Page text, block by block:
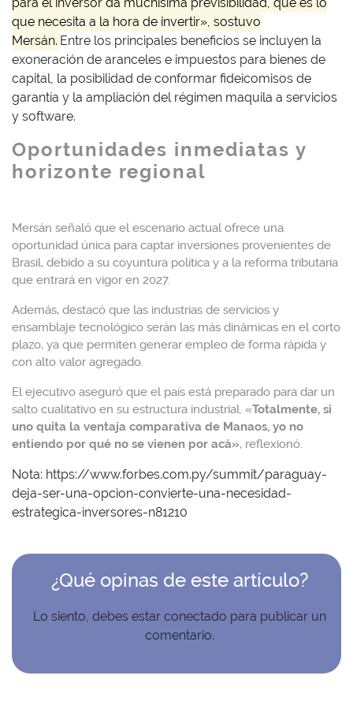
que necesita a la hora de invertir», sostuvo
Mersán. Entre los principales beneficios se incluyen la
exoneración de aranceles e impuestos para bienes de
capital, la posibilidad de conformar fideicomisos de
garantía y la ampliación del régimen maquila a servicios
y software.
Oportunidades inmediatas y
horizonte regional
Mersán señaló que el escenario actual ofrece una
oportunidad única para captar inversiones provenientes de
Brasil, debido a su coyuntura política y a la reforma tributaria
que entrará en vigor en 2027.
Además, destacó que las industrias de servicios y
ensamblaje tecnológico serán las más dinámicas en el corto
plazo, ya que permiten generar empleo de forma rápida y
con alto valor agregado.
El ejecutivo aseguró que el país está preparado para dar un
salto cualitativo en su estructura industrial. «Totalmente, si
uno quita la ventaja comparativa de Manaos, yo no
entiendo por qué no se vienen por acá», reflexionó.
Nota: https://www.forbes.com.py/summit/paraguay-
deja-ser-una-opcion-convierte-una-necesidad-
estrategica-inversores-n81210
¿Qué opinas de este artículo?
Lo siento, debes estar conectado para publicar un
comentario.